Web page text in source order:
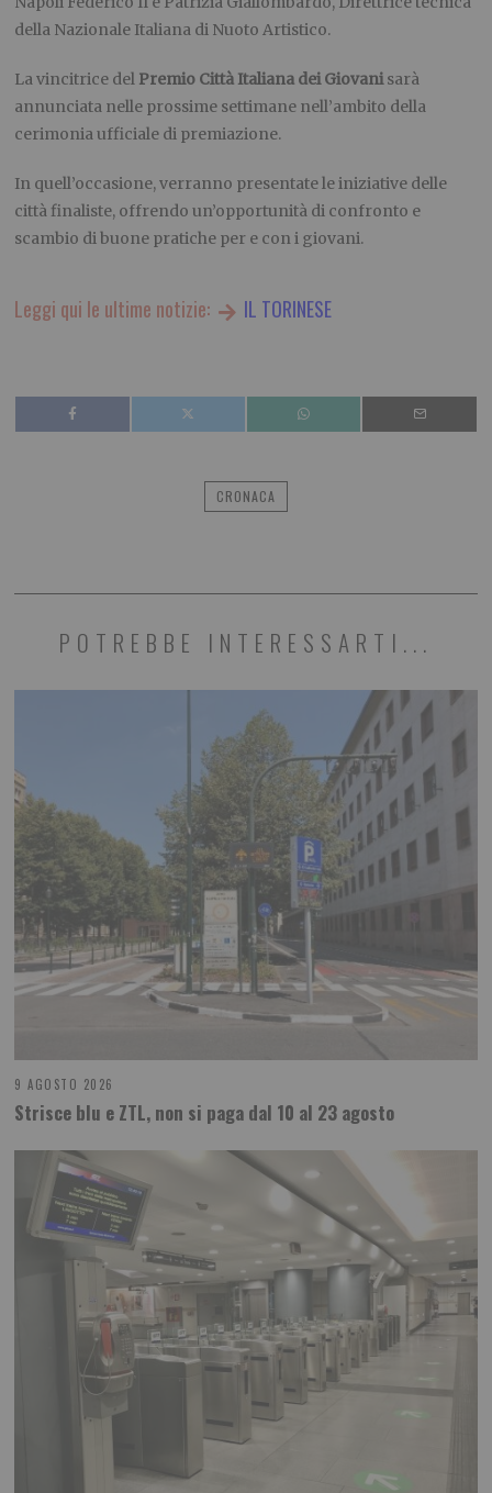
della Nazionale Italiana di Nuoto Artistico.
La vincitrice del Premio Città Italiana dei Giovanisarà
annunciata nelle prossime settimane nell’ambito della
cerimonia ufficiale di premiazione.
In quell’occasione, verranno presentate le iniziative delle
città finaliste, offrendo un’opportunità di confronto e
scambio di buone pratiche per e con i giovani.
Leggi qui le ultime notizie: IL TORINESE
CRONACA
POTREBBE INTERESSARTI...
9 AGOSTO 2026
Strisce blu e ZTL, non si paga dal 10 al 23 agosto